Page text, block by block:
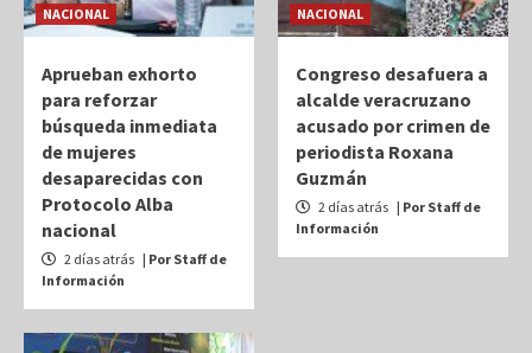
NACIONAL
Aprueban exhorto
para reforzar
búsqueda inmediata
de mujeres
desaparecidas con
Protocolo Alba
nacional
2 días atrás | Por Staff de
Información
NACIONAL
Congreso desafuera a
alcalde veracruzano
acusado por crimen de
periodista Roxana
Guzmán
2 días atrás | Por Staff de
Información